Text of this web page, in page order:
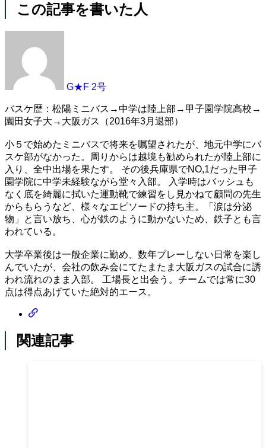
この記事を書いた人
G★F 2号
バスケ歴：松陽ミニバス→中学は陸上部→甲子園学院高校→
園田女子大→大阪ガス（2016年3月退部）
小５で始めたミニバスで将来を嘱望されたが、地元中学にバ
スケ部がなかった。周りからは越境も勧められたが陸上部に
入り、全中出場を果たす。 その後兵庫県でNO,1だった甲子
園学院に中学未経験ながら堂々入部。 入学時はバッシュも
なく底を綺麗に拭いた運動靴で練習をし見かねて顧問の先生
からもらうなど、様々なエピソードの持ち主。「涙は分泌
物」と言い放ち、心が鉄のように動かないため、鉄子とも言
われている。
大学卒業後は一般企業に勤め、数年プレーしない日常を楽し
んでいたが、会社の飲み会にてたまたま大阪ガスの試合に誘
われ流れのまま入部。 工場長と出会う。チームでは常に30
点は得点あげていた絶対的エース。
関連記事